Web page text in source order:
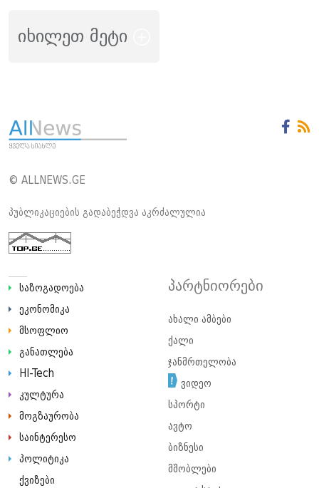
იხილეთ მეტი
© ALLNEWS.GE
პუბლიკაციების გადაბეჭდვა აკრძალულია
საზოგადოება
ეკონომიკა
მსოფლიო
განათლება
HI-Tech
კულტურა
მოგზაურობა
საინტერესო
პოლიტიკა
ქვიზები
პარტნიორები
ახალი ამბები
ქალი
ჯანმრთელობა
ვიდეო
სპორტი
ავტო
ბიზნესი
მშობლები